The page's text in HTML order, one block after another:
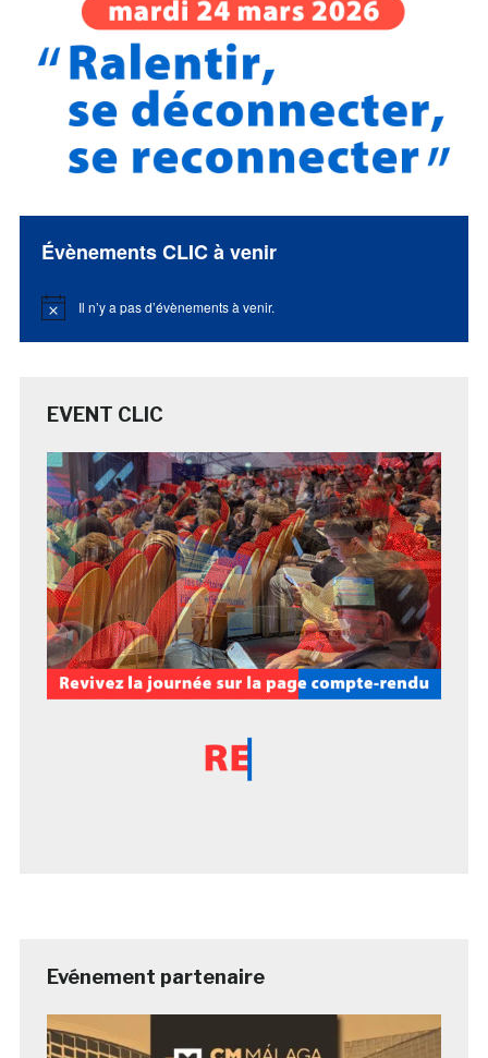
Évènements CLIC à venir
Notice Il n’y a pas d’évènements à venir.
EVENT CLIC
Evénement partenaire